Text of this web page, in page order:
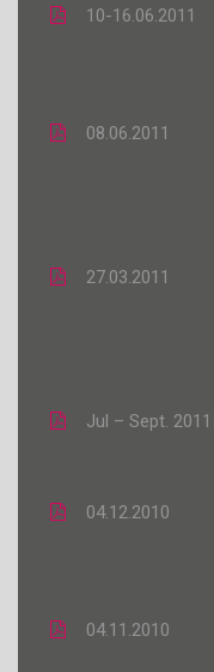
10-16.06.2011
08.06.2011
27.03.2011
Jul – Sept. 2011
04.12.2010
04.11.2010